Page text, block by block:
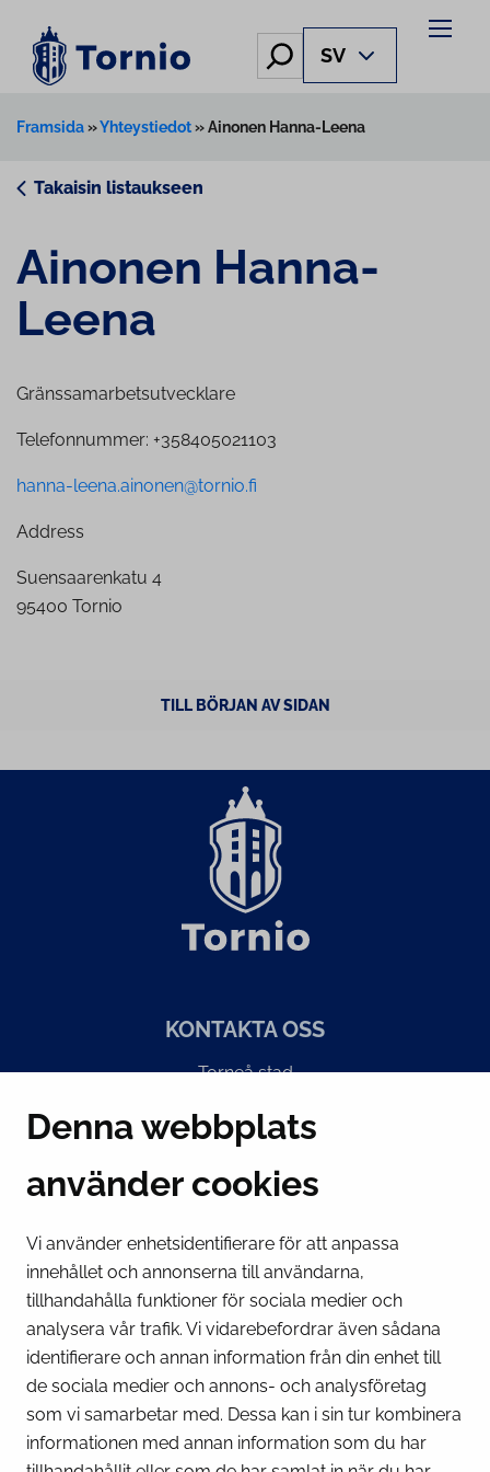
Denna webbplats
använder cookies
Vi använder enhetsidentifierare för att anpassa
innehållet och annonserna till användarna,
tillhandahålla funktioner för sociala medier och
analysera vår trafik. Vi vidarebefordrar även sådana
identifierare och annan information från din enhet till
de sociala medier och annons- och analysföretag
som vi samarbetar med. Dessa kan i sin tur kombinera
informationen med annan information som du har
content
Hae SV
Framsida»Yhteystiedot»Ainonen Hanna-Leena
Takaisin listaukseen
Ainonen Hanna-
Leena
Gränssamarbetsutvecklare
Telefonnummer: +358405021103
hanna-leena.ainonen@tornio.fi
Address
Suensaarenkatu 4
95400 Tornio
TILL BÖRJAN AV SIDAN
KONTAKTA OSS
Torneå stad
95400 Torneå
(kl 8 – 16) + 358 16 432 11
E-post
Stadskansliets registratur
kirjaamo@tornio.fi
SNABBLÄNKAR